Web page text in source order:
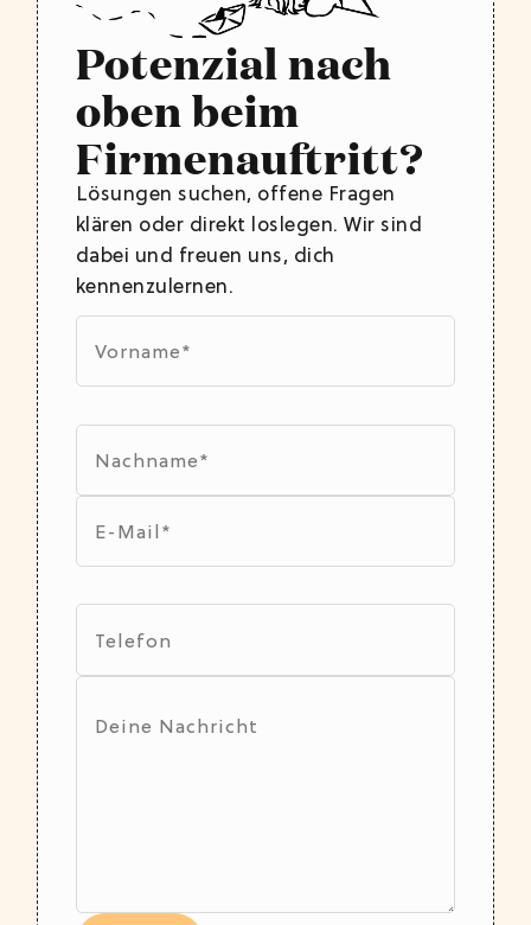
Potenzial nach
oben beim
Firmenauftritt?
Lösungen suchen, offene Fragen
klären oder direkt loslegen. Wir sind
dabei und freuen uns, dich
kennenzulernen.